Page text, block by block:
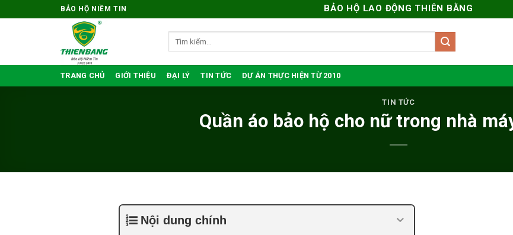
qua
BẢO HỘ NIỀM TIN BẢO HỘ LAO ĐỘNG THIÊN BẰNG
TRANG CHỦ GIỚI THIỆU ĐẠI LÝ TIN TỨC DỰ ÁN THỰC HIỆN TỪ 2010
TIN TỨC
Quần áo bảo hộ cho nữ trong nhà
Nội dung chính